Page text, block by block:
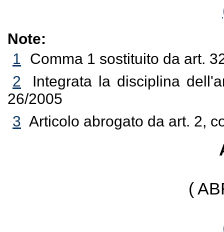
Note:
1 Comma 1 sostituito da art.
2
Integrata la disciplina
26/2005
3 Articolo abrogato da art. 2,
(